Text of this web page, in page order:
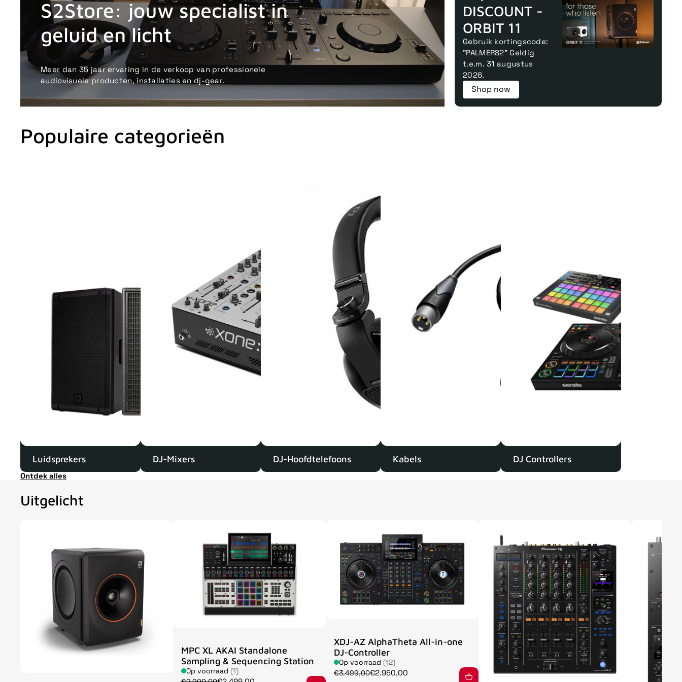
S2Store: jouw specialist in
geluid en licht
Meer dan 35 jaar ervaring in de verkoop van professionele
audiovisuele producten, installaties en dj-gear.
DISCOUNT -
ORBIT 11
Gebruik kortingscode:
"PALMERS2" Geldig
t.e.m. 31 augustus
2026.
Shop now
Populaire categorieën
Luidsprekers DJ-Mixers DJ-Hoofdtelefoons Kabels DJ Controllers
Ontdek alles
Uitgelicht
MPC XL AKAI Standalone
Sampling & Sequencing Station
Op voorraad (1)
XDJ-AZ AlphaTheta All-in-one
DJ-Controller
Op voorraad (12)
€3.499,00€2.950,00